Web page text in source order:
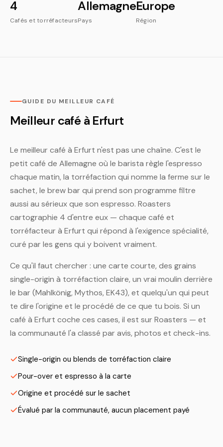
4
Cafés et torréfacteurs
Allemagne
Pays
Europe
Région
GUIDE DU MEILLEUR CAFÉ
Meilleur café à Erfurt
Le meilleur café à Erfurt n'est pas une chaîne. C'est le
petit café de Allemagne où le barista règle l'espresso
chaque matin, la torréfaction qui nomme la ferme sur le
sachet, le brew bar qui prend son programme filtre
aussi au sérieux que son espresso. Roasters
cartographie 4 d'entre eux — chaque café et
torréfacteur à Erfurt qui répond à l'exigence spécialité,
curé par les gens qui y boivent vraiment.
Ce qu'il faut chercher : une carte courte, des grains
single-origin à torréfaction claire, un vrai moulin derrière
le bar (Mahlkönig, Mythos, EK43), et quelqu'un qui peut
te dire l'origine et le procédé de ce que tu bois. Si un
café à Erfurt coche ces cases, il est sur Roasters — et
la communauté l'a classé par avis, photos et check-ins.
Single-origin ou blends de torréfaction claire
Pour-over et espresso à la carte
Origine et procédé sur le sachet
Évalué par la communauté, aucun placement payé